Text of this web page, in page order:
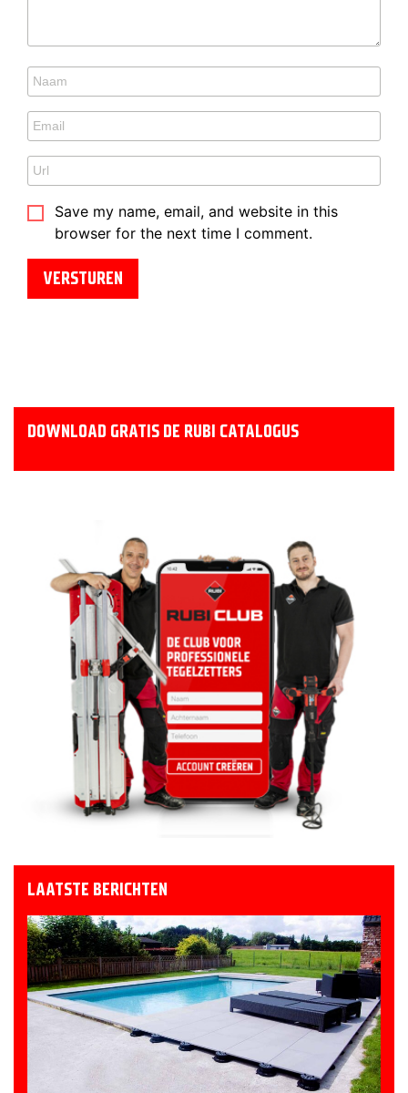
Save my name, email, and website in this
browser for the next time I comment.
DOWNLOAD GRATIS DE RUBI CATALOGUS
LAATSTE BERICHTEN